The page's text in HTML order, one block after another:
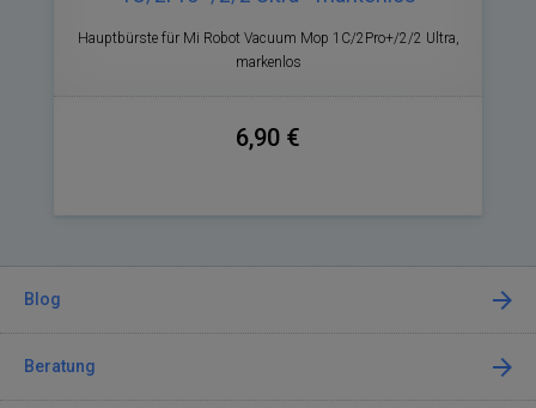
Hauptbürste für Mi Robot Vacuum Mop 1C/2Pro+/2/2 Ultra,
markenlos
6,90 €
Blog
Beratung